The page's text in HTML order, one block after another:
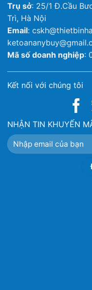
Trụ sở: 25/1 Đ.Cầu
Trì, Hà Nội
Email:
Mã số doanh nghiệp:
Kết nối với chúng tôi
NHẬN TIN KHUYẾN